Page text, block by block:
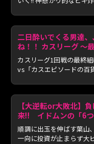
二日酔いでくる男達
ね！！ カスリーグ 〜
カスリーグ1回戦の最終
vs「カスエピソードの百
【大逆転or大敗北】
来!! イドムンの「6
2nd Season 第24話
順調に出玉を伸ばす葉山
一向に投資が止まらず大